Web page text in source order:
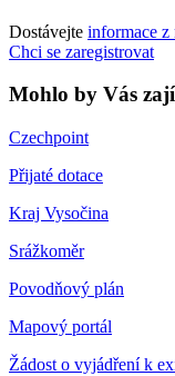
Dostávejte informace z
Chci se zaregistrovat
Mohlo by Vás
Czechpoint
Přijaté dotace
Kraj Vysočina
Srážkoměr
Povodňový plán
Mapový portál
Žádost o vyjádření k